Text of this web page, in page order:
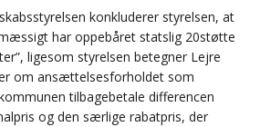
konkluderer styrelsen, at
har oppebåret statslig 20støtte
ligesom styrelsen betegner Lejre
om ansættelsesforholdet som
tilbagebetale differencen
og den særlige rabatpris, der